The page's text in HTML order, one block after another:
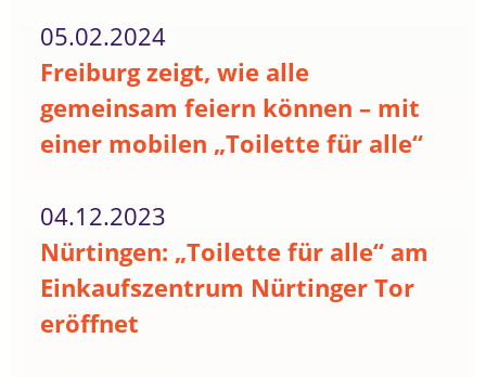
05.02.2024
Freiburg zeigt, wie alle
gemeinsam feiern können – mit
einer mobilen „Toilette für alle“
04.12.2023
Nürtingen: „Toilette für alle“ am
Einkaufszentrum Nürtinger Tor
eröffnet